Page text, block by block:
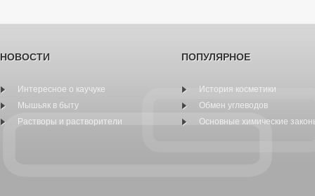
НОВОСТИ
Интересное о каучуке
Мышьяк в быту
Растворы и растворители
ПОПУЛЯРНОЕ
История косметики
Обмен углеводов
Основные химические